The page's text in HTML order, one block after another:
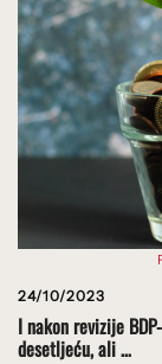
24/10/2023
I nakon revizije
desetljeću, ali …